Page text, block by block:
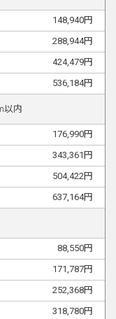
148,940円
288,944円
424,479円
536,184円
以内
176,990円
343,361 円
504,422円
637,164円
88,550円
171,787円
252,368円
318,780円